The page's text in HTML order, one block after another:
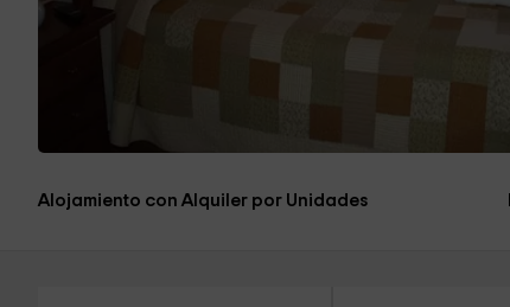
Alojamiento con Alquiler por Unidades